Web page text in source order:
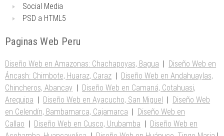
Social Media
PSD a HTML5
Paginas Web Peru
Diseño Web en Amazonas: Chachapoyas, Bagua | Diseño Web en
Áncash: Chimbote, Huaraz, Caraz | Diseño Web en Andahuaylas,
Chincheros, Abancay | Diseño Web en Camaná, Cotahuasi,
Arequipa | Diseño Web en Ayacucho, San Miguel | Diseño Web
en Celendín, Bambamarca, Cajamarca | Diseño Web en
Callao | Diseño Web en Cusco, Urubamba | Diseño Web en